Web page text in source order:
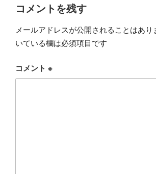
コメントを残す
メールアドレスが公開されることはあり
いている欄は必須項目です
コメント ※